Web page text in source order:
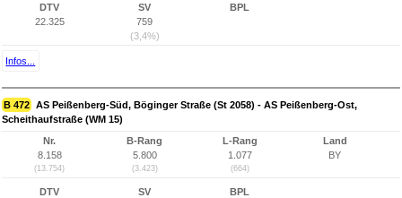
DTV
22.325
SV
759
(3,4%)
BPL
Infos...
B 472 AS Peißenberg-Süd, Böginger Straße (St 2058) - AS Peißenberg-Ost,
Scheithaufstraße (WM 15)
Nr.
8.158
(13.754)
B-Rang
5.800
(3.423)
L-Rang
1.077
(664)
Land
BY
DTV
SV
BPL